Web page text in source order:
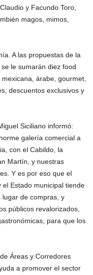
y Facundo Toro,
magos, mimos,
A las propuestas de la
le sumarán diez food
árabe, gourmet,
descuentos exclusivos y
Siciliano informó:
galería comercial a
con el Cabildo, la
Martín, y nuestras
Y es por eso que el
Estado municipal tiende
de compras, y
públicos revalorizados,
para que los
Áreas y Corredores
a promover el sector